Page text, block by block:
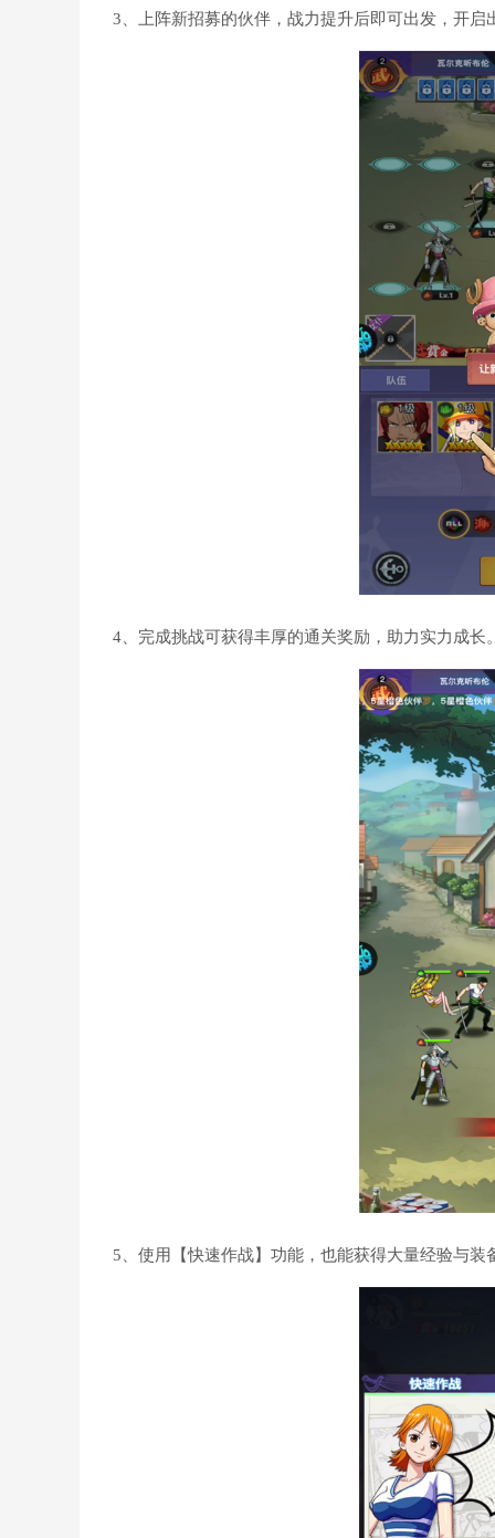
3、上阵新招募的伙伴，战力提升后即可出发，开启
4、完成挑战可获得丰厚的通关奖励，助力实力成长
5、使用【快速作战】功能，也能获得大量经验与装